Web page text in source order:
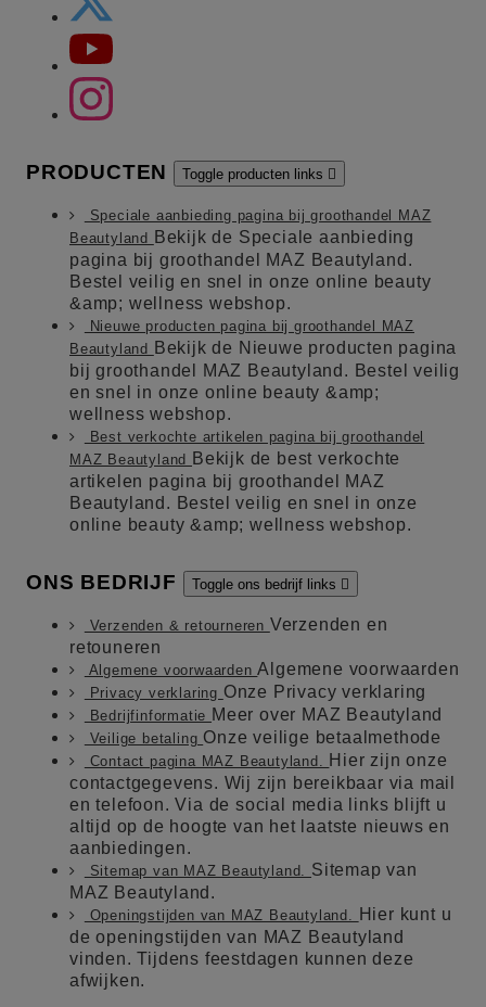
PRODUCTEN Toggle producten links 
Speciale aanbieding pagina bij groothandel MAZ
Beautyland
Bekijk de Speciale aanbieding
pagina bij groothandel MAZ Beautyland.
Bestel veilig en snel in onze online beauty
&amp; wellness webshop.
Nieuwe producten pagina bij groothandel MAZ
Beautyland
Bekijk de Nieuwe producten pagina
bij groothandel MAZ Beautyland. Bestel veilig
en snel in onze online beauty &amp;
wellness webshop.
Best verkochte artikelen pagina bij groothandel
MAZ Beautyland
Bekijk de best verkochte
artikelen pagina bij groothandel MAZ
Beautyland. Bestel veilig en snel in onze
online beauty &amp; wellness webshop.
ONS BEDRIJF Toggle ons bedrijf links 
Verzenden & retourneren Verzenden en
retouneren
Algemene voorwaardenAlgemene voorwaarden
Privacy verklaring Onze Privacy verklaring
Bedrijfinformatie Meer over MAZ Beautyland
Veilige betaling Onze veilige betaalmethode
Contact pagina MAZ Beautyland.
Hier zijn onze
contactgegevens. Wij zijn bereikbaar via mail
en telefoon. Via de social media links blijft u
altijd op de hoogte van het laatste nieuws en
aanbiedingen.
Sitemap van MAZ Beautyland. Sitemap van
MAZ Beautyland.
Openingstijden van MAZ Beautyland.
Hier kunt u
de openingstijden van MAZ Beautyland
vinden. Tijdens feestdagen kunnen deze
afwijken.